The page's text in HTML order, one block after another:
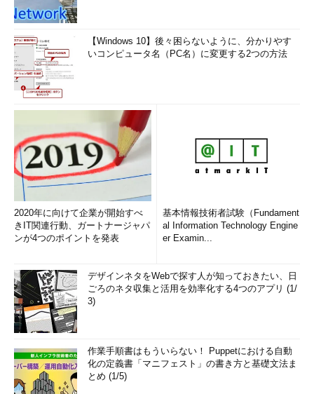
【Windows 10】後々困らないように、分かりやす
いコンピュータ名（PC名）に変更する2つの方法
2020年に向けて企業が開始すべ
きIT関連行動、ガートナージャパ
ンが4つのポイントを発表
基本情報技術者試験（Fundament
al Information Technology Engine
er Examin...
デザインネタをWebで探す人が知っておきたい、日
ごろのネタ収集と活用を効率化する4つのアプリ (1/
3)
作業手順書はもういらない！ Puppetにおける自動
化の定義書「マニフェスト」の書き方と基礎文法ま
とめ (1/5)